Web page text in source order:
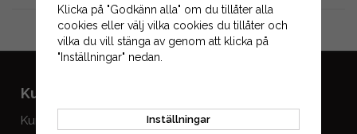
Gå till kassan
Kundservice
Kundservice
Logga in
Klicka på "Godkänn alla" om du tillåter alla
cookies eller välj vilka cookies du tillåter och
vilka du vill stänga av genom att klicka på
"Inställningar" nedan.
Inställningar